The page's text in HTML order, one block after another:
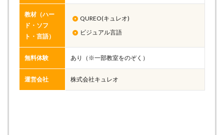
教材（ハー
ド・ソフ
ト・言語）
QUREO(キュレオ)
ビジュアル言語
無料体験 あり（※一部教室をのぞく）
運営会社 株式会社キュレオ